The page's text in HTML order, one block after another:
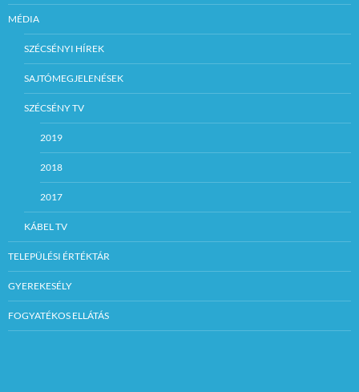
MÉDIA
SZÉCSÉNYI HÍREK
SAJTÓMEGJELENÉSEK
SZÉCSÉNY TV
2019
2018
2017
KÁBEL TV
TELEPÜLÉSI ÉRTÉKTÁR
GYEREKESÉLY
FOGYATÉKOS ELLÁTÁS